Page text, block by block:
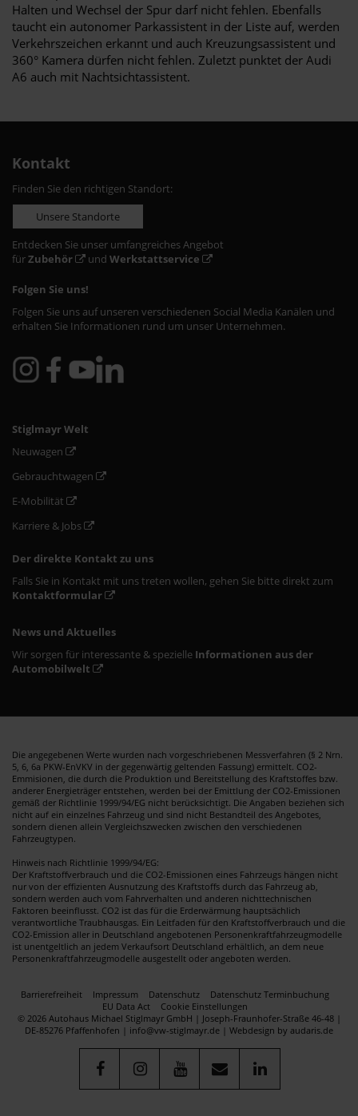
Halten und Wechsel der Spur darf nicht fehlen. Ebenfalls
taucht ein autonomer Parkassistent in der Liste auf, werden
Verkehrszeichen erkannt und auch Kreuzungsassistent und
360° Kamera dürfen nicht fehlen. Zuletzt punktet der Audi
A6 auch mit Nachtsichtassistent.
Kontakt
Finden Sie den richtigen Standort:
Unsere Standorte
Entdecken Sie unser umfangreiches Angebot
fürZubehör und Werkstattservice
Folgen Sie uns!
Folgen Sie uns auf unseren verschiedenen Social Media Kanälen und
erhalten Sie Informationen rund um unser Unternehmen.
Stiglmayr Welt
Neuwagen
Gebrauchtwagen
E-Mobilität
Karriere & Jobs
Der direkte Kontakt zu uns
Falls Sie in Kontakt mit uns treten wollen, gehen Sie bitte direkt zum
Kontaktformular
News und Aktuelles
Wir sorgen für interessante & spezielle Informationen aus der
Automobilwelt
Die angegebenen Werte wurden nach vorgeschriebenen Messverfahren (§ 2 Nrn.
5, 6, 6a PKW-EnVKV in der gegenwärtig geltenden Fassung) ermittelt. CO2-
Emmisionen, die durch die Produktion und Bereitstellung des Kraftstoffes bzw.
anderer Energieträger entstehen, werden bei der Emittlung der CO2-Emissionen
gemäß der Richtlinie 1999/94/EG nicht berücksichtigt. Die Angaben beziehen sich
nicht auf ein einzelnes Fahrzeug und sind nicht Bestandteil des Angebotes,
sondern dienen allein Vergleichszwecken zwischen den verschiedenen
Fahrzeugtypen.
Hinweis nach Richtlinie 1999/94/EG:
Der Kraftstoffverbrauch und die CO2-Emissionen eines Fahrzeugs hängen nicht
nur von der effizienten Ausnutzung des Kraftstoffs durch das Fahrzeug ab,
sondern werden auch vom Fahrverhalten und anderen nichttechnischen
Faktoren beeinflusst. CO2 ist das für die Erderwärmung hauptsächlich
verantwortliche Traubhausgas. Ein Leitfaden für den Kraftstoffverbrauch und die
CO2-Emission aller in Deutschland angebotenen Personenkraftfahrzeugmodelle
ist unentgeltlich an jedem Verkaufsort Deutschland erhältlich, an dem neue
Personenkraftfahrzeugmodelle ausgestellt oder angeboten werden.
Barrierefreiheit Impressum Datenschutz
Datenschutz Terminbuchung
EU Data Act
Cookie Einstellungen
© 2026 Autohaus Michael Stiglmayr GmbH | Joseph-Fraunhofer-Straße 46-48 |
DE-85276 Pfaffenhofen | info@vw-stiglmayr.de | Webdesign by audaris.de